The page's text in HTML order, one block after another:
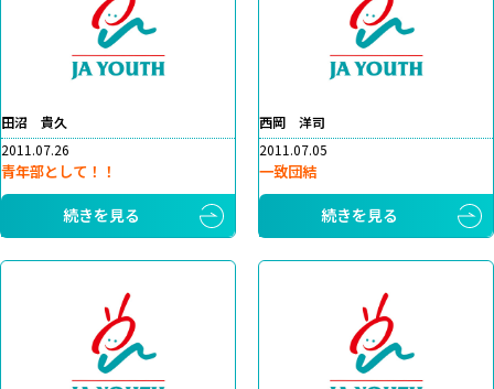
田沼 貴久
2011.07.26
青年部として！！
続きを見る
西岡 洋司
2011.07.05
一致団結
続きを見る